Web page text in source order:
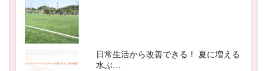
日常生活から改善できる！ 夏に増える
水ぶ…